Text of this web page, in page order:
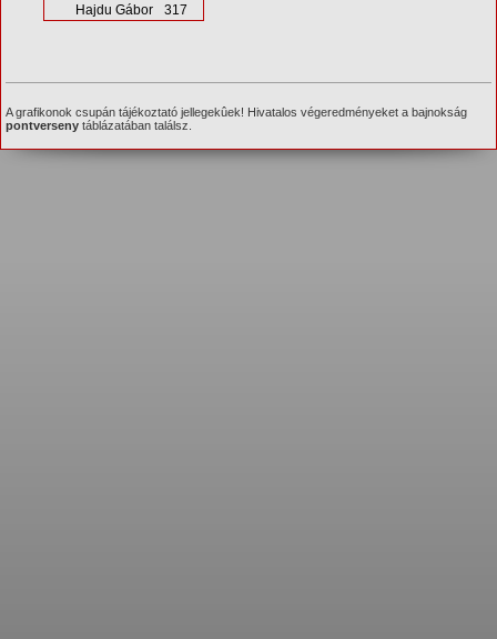
Hajdu Gábor
317
A grafikonok csupán tájékoztató jellegekûek! Hivatalos végeredményeket a bajnokság
pontverseny táblázatában találsz.